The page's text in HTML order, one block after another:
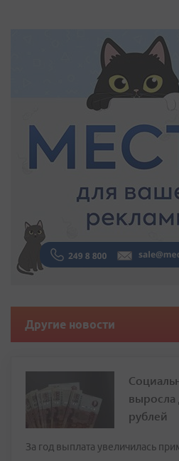
Другие новости
выросла
рублей
За год выплата увеличилась